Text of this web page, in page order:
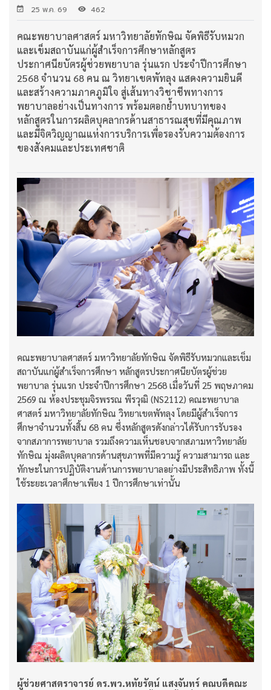
25 พ.ค. 69 462
คณะพยาบาลศาสตร์ มหาวิทยาลัยทักษิณ จัดพิธีรับหมวก
และเข็มสถาบันแก่ผู้สำเร็จการศึกษาหลักสูตร
ประกาศนียบัตรผู้ช่วยพยาบาล รุ่นแรก ประจำปีการศึกษา
2568 จำนวน 68 คน ณ วิทยาเขตพัทลุง แสดงความยินดี
และสร้างความภาคภูมิใจ สู่เส้นทางวิชาชีพทางการ
พยาบาลอย่างเป็นทางการ พร้อมตอกย้ำบทบาทของ
หลักสูตรในการผลิตบุคลากรด้านสาธารณสุขที่มีคุณภาพ
และมีจิตวิญญาณแห่งการบริการเพื่อรองรับความต้องการ
ของสังคมและประเทศชาติ
คณะพยาบาลศาสตร์ มหาวิทยาลัยทักษิณ จัดพิธีรับหมวกและเข็ม
สถาบันแก่ผู้สำเร็จการศึกษา หลักสูตรประกาศนียบัตรผู้ช่วย
พยาบาล รุ่นแรก ประจำปีการศึกษา 2568 เมื่อวันที่ 25 พฤษภาคม
2569 ณ ห้องประชุมจิรพรรณ พีรวุฒิ (NS2112) คณะพยาบาล
ศาสตร์ มหาวิทยาลัยทักษิณ วิทยาเขตพัทลุง โดยมีผู้สำเร็จการ
ศึกษาจำนวนทั้งสิ้น 68 คน ซึ่งหลักสูตรดังกล่าวได้รับการรับรอง
จากสภาการพยาบาล รวมถึงความเห็นชอบจากสภามหาวิทยาลัย
ทักษิณ มุ่งผลิตบุคลากรด้านสุขภาพที่มีความรู้ ความสามารถ และ
ทักษะในการปฏิบัติงานด้านการพยาบาลอย่างมีประสิทธิภาพ ทั้งนี้
ใช้ระยะเวลาศึกษาเพียง 1 ปีการศึกษาเท่านั้น
ผู้ช่วยศาสตราจารย์ ดร.พว.หทัยรัตน์ แสงจันทร์ คณบดีคณะ